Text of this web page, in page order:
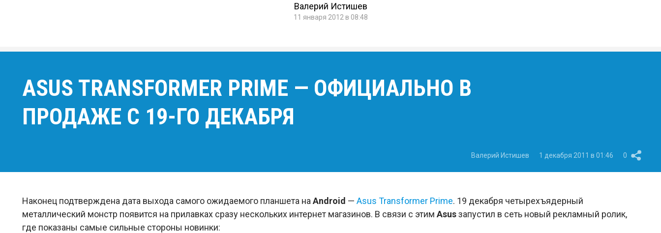
Валерий Истишев
11 января 2012 в 08:48
ASUS TRANSFORMER PRIME — ОФИЦИАЛЬНО В
ПРОДАЖЕ С 19-ГО ДЕКАБРЯ
Валерий Истишев 1 декабря 2011 в 01:46 0
Наконец подтверждена дата выхода самого ожидаемого планшета на Android — Asus Transformer Prime. 19 декабря четырехъядерный
металлический монстр появится на прилавках сразу нескольких интернет магазинов. В связи с этим Asusзапустил в сеть новый рекламный ролик,
где показаны самые сильные стороны новинки: